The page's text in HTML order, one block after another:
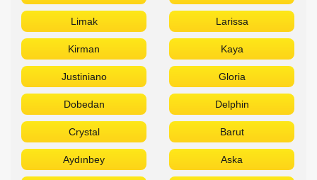
Limak Larissa
Kirman Kaya
Justiniano Gloria
Dobedan Delphin
Crystal Barut
Aydınbey Aska